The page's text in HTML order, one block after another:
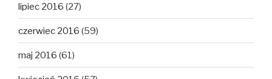
lipiec 2016 (27)
czerwiec 2016 (59)
maj 2016 (61)